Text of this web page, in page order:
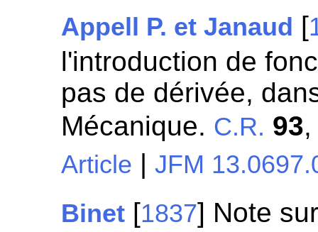
Appell P. et Janaud [
l'introduction de
pas de dérivée,
Mécanique. C.R. 93
Article |JFM
Binet [1837] Note